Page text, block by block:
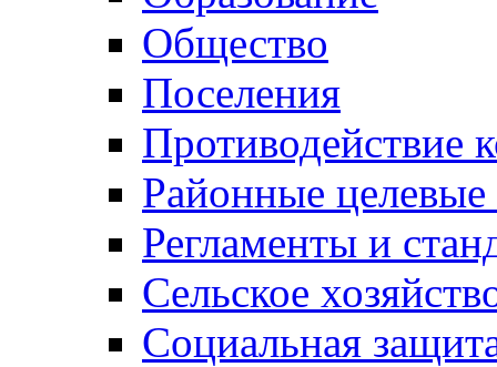
Общество
Поселения
Противодействие
Районные
Регламенты и
Сельское
Социальная